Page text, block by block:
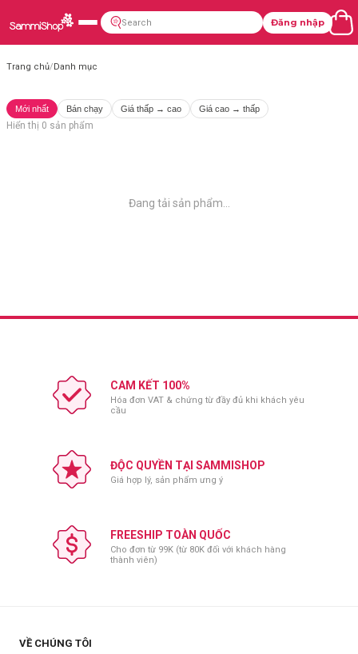
Đăng nhập
Trang chủ/Danh mục
Mới nhất Bán chạy Giá thấp → cao Giá cao → thấp
Hiển thị 0 sản phẩm
Đang tải sản phẩm...
CAM KẾT 100%
Hóa đơn VAT & chứng từ đầy đủ khi khách yêu
cầu
ĐỘC QUYỀN TẠI SAMMISHOP
Giá hợp lý, sản phẩm ưng ý
FREESHIP TOÀN QUỐC
Cho đơn từ 99K (từ 80K đối với khách hàng
thành viên)
VỀ CHÚNG TÔI